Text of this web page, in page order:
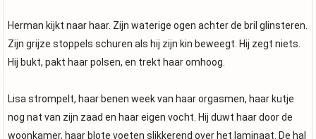
Herman kijkt naar haar. Zijn waterige ogen achter de bril glinsteren.
Zijn grijze stoppels schuren als hij zijn kin beweegt. Hij zegt niets.
Hij bukt, pakt haar polsen, en trekt haar omhoog.
Lisa strompelt, haar benen week van haar orgasmen, haar kutje
nog nat van zijn zaad en haar eigen vocht. Hij duwt haar door de
woonkamer, haar blote voeten slikkerend over het laminaat. De hal